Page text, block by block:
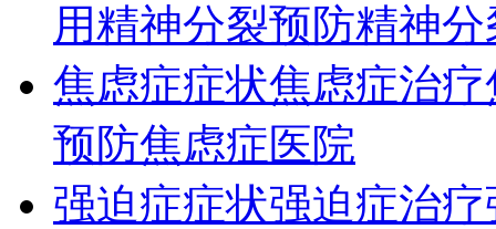
用精神分裂预防精神
焦虑症症状焦虑症治疗
预防焦虑症医院
强迫症症状强迫症治疗